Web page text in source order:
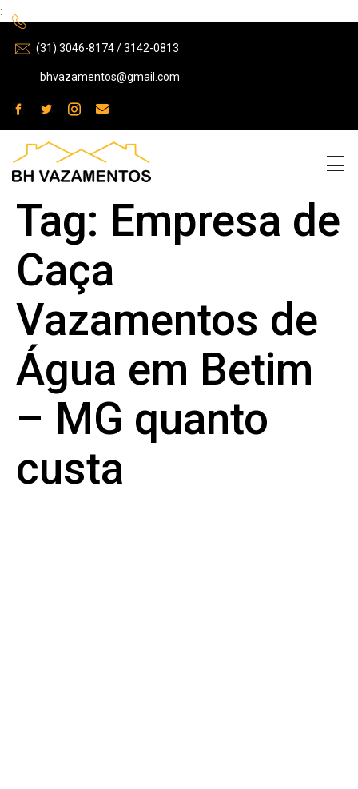
:
(31) 3046-8174 / 3142-0813
bhvazamentos@gmail.com
Tag: Empresa de
Caça
Vazamentos de
Água em Betim
– MG quanto
custa